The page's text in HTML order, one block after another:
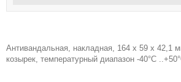
Антивандальная, накладная, 164 х 59 x 42,1
козырек, температурный диапазон -40°C